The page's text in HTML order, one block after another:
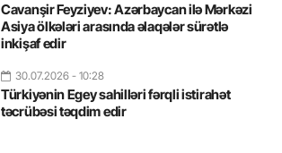
Cavanşir Feyziyev: Azərbaycan ilə Mərkəzi
Asiya ölkələri arasında əlaqələr sürətlə
inkişaf edir
30.07.2026 - 10:28
Türkiyənin Egey sahilləri fərqli istirahət
təcrübəsi təqdim edir